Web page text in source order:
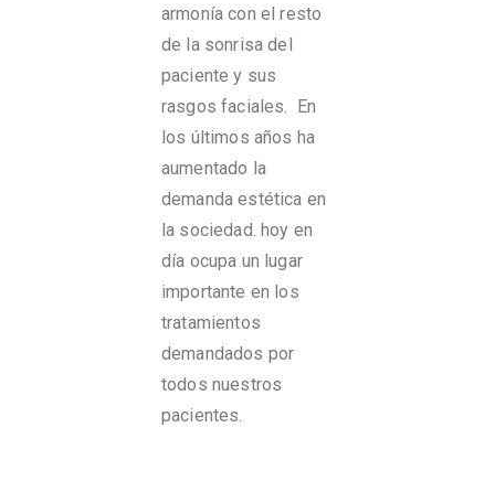
armonía con el resto
de la sonrisa del
paciente y sus
rasgos faciales. En
los últimos años ha
aumentado la
demanda estética en
la sociedad. hoy en
día ocupa un lugar
importante en los
tratamientos
demandados por
todos nuestros
pacientes.